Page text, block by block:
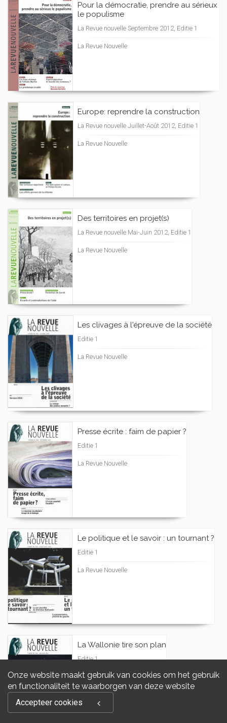
Onze website maakt gebruik van cookies om het gebruik
en functionaliteit te waarborgen van deze website
Accepteer cookies
Pour la démocratie, prendre au sérieux
le populisme
La Revue nouvelle Septembre 2012, Editie 1
La Revue Nouvelle
Europe: reprendre la construction
La Revue nouvelle Juillet-Août 2012, Editie 1
La Revue Nouvelle
Des territoires en projet(s)
La Revue nouvelle Mai-Juin 2012, Editie 1
La Revue Nouvelle
Les clivages à l'épreuve de la société
Editie 1
La Revue Nouvelle
Presse écrite : faim de papier ?
Editie 1
La Revue Nouvelle
Le politique et le savoir : un tournant ?
Editie 1
La Revue Nouvelle
La Wallonie tire son plan
Editie 1
La Revue Nouvelle